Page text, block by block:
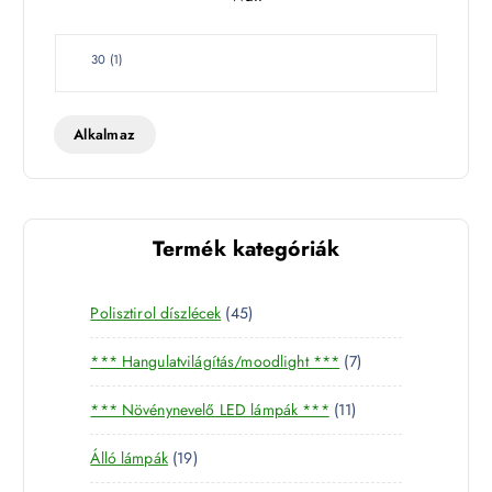
W
t
30 (1)
Alkalmaz
Termék kategóriák
Polisztirol díszlécek 454
5
t
e
r
m
*** Hangulatvilágítás/moodlight *** 77
t
r
é
*** Növénynevelő LED lámpák *** 111
1
e
Álló lámpák 191
9